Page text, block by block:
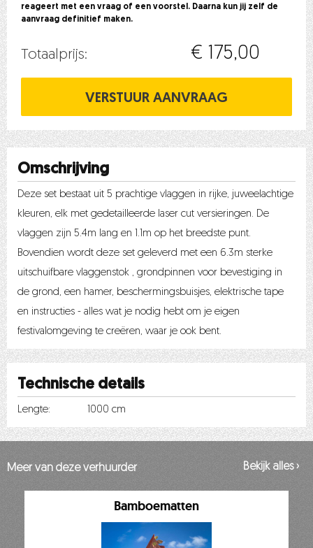
reageert met een vraag of een voorstel. Daarna kun jij zelf de
aanvraag definitief maken.
Totaalprijs: € 175,00
Omschrijving
Deze set bestaat uit 5 prachtige vlaggen in rijke, juweelachtige
kleuren, elk met gedetailleerde laser cut versieringen. De
vlaggen zijn 5.4m lang en 1.1m op het breedste punt.
Bovendien wordt deze set geleverd met een 6.3m sterke
uitschuifbare vlaggenstok , grondpinnen voor bevestiging in
de grond, een hamer, beschermingsbuisjes, elektrische tape
en instructies - alles wat je nodig hebt om je eigen
festivalomgeving te creëren, waar je ook bent.
Technische details
Lengte: 1000 cm
Meer van deze verhuurder Bekijk alles ›
Bamboematten